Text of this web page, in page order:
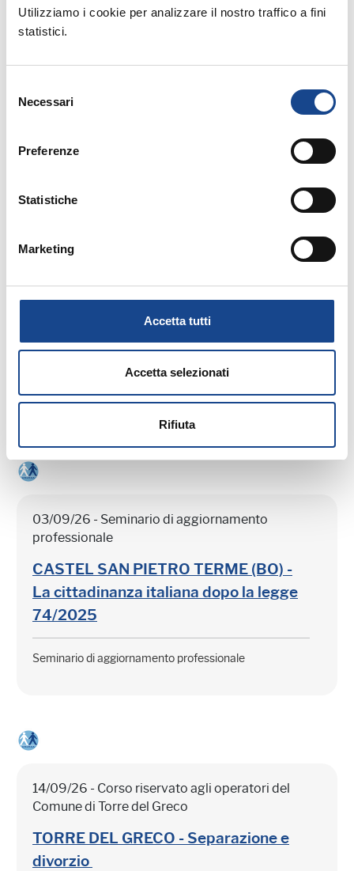
Utilizziamo i cookie per analizzare il nostro traffico a fini
statistici.
delNecessari
Preferenze
Statistiche
Marketing
Accetta tutti
Accetta selezionati
Rifiuta
Allegati:
Prossimi corsi in programma:
professionale
CASTEL SAN PIETRO TERME (BO) -
Estate all'ombra dei cipressi
03/09/26 - Seminario di aggiornamento
professionale
CASTEL SAN PIETRO TERME (BO) -
La cittadinanza italiana dopo la legge
74/2025
Seminario di aggiornamento professionale
14/09/26 - Corso riservato agli operatori del
Comune di Torre del Greco
TORRE DEL GRECO - Separazione e
divorzio